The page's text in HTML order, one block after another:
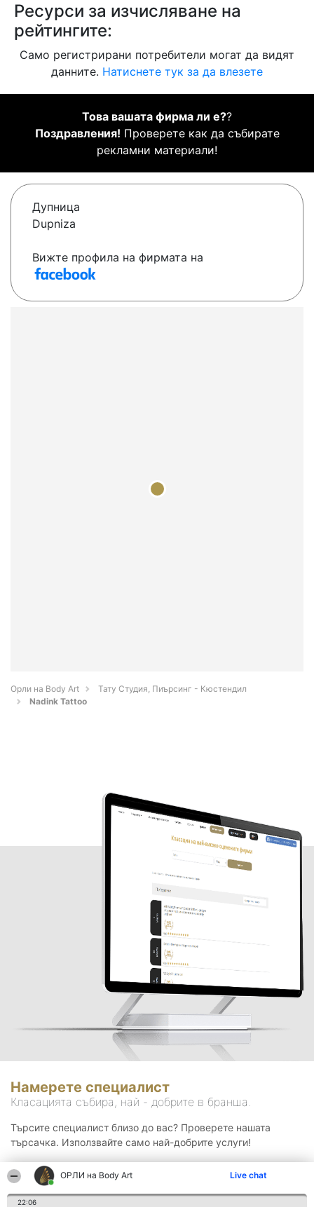
ОРЛИ на Body Art Live chat
22:06
Ресурси за изчисляване на
рейтингите:
Само регистрирани потребители могат да видят
данните. Натиснете тук за да влезете
Това вашата фирма ли е??
Поздравления! Проверете как да събирате
рекламни материали!
Дупница
Dupniza
Вижте профила на фирмата на
Орли на Body Art
Тату Студия, Пиърсинг - Кюстендил
Nadink Tattoo
Намерете специалист
Класацията събира, най - добрите в бранша.
Търсите специалист близо до вас? Проверете нашата
търсачка. Използвайте само най-добрите услуги!